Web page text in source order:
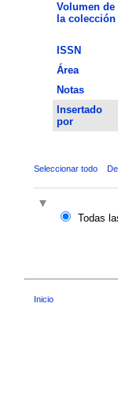
Volumen de
la colección
ISSN
Área
Notas
Insertado
por
Seleccionar todo
Todas
Inicio